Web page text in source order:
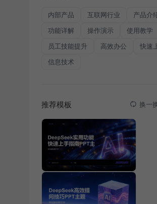
内部产品 互联网行业 产品介
功能详解 操作演示 使用教学
员工技能提升 高效办公 快速
信息技术
推荐模板 换一